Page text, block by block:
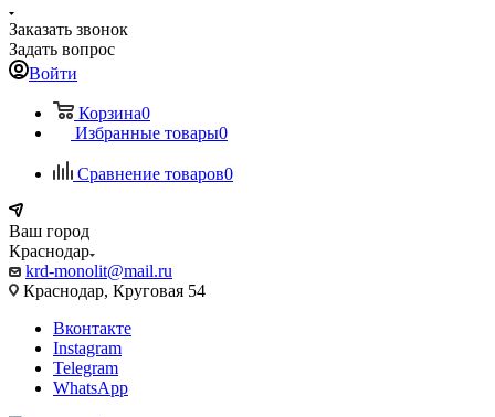
Заказать звонок
Задать вопрос
Войти
Корзина0
Избранные товары0
Сравнение товаров0
Ваш город
Краснодар
krd-monolit@mail.ru
Краснодар, Круговая 54
Вконтакте
Instagram
Telegram
WhatsApp